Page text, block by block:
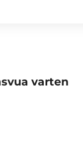
varten